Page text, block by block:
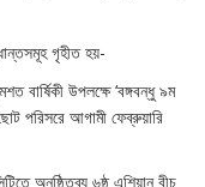
গৃহীত হয়-
বার্ষিকী উপলক্ষে ‘বঙ্গবন্ধু ৯ম
পরিসরে আগামী ফেব্রুয়ারি
অনুষ্ঠিতব্য ৬ষ্ঠ এশিয়ান বীচ